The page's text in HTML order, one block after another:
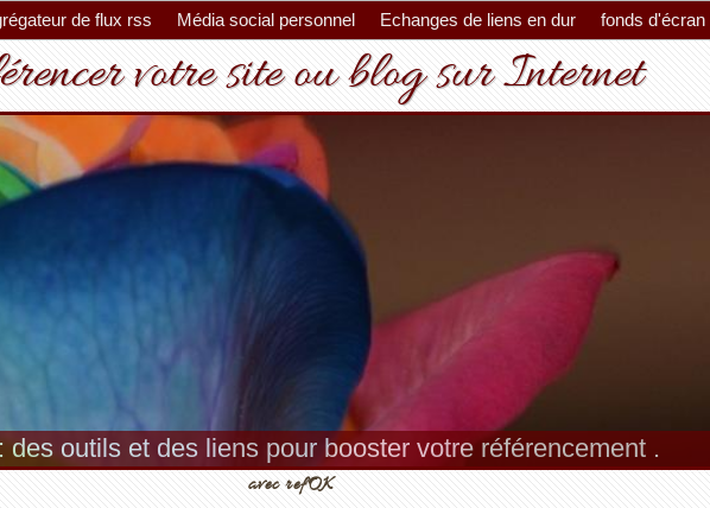
de flux rss Média social personnel Echanges de liens en dur fonds d'écran
votre site ou blog sur Internet
des outils et des liens pour booster votre référencement .
avec refOK